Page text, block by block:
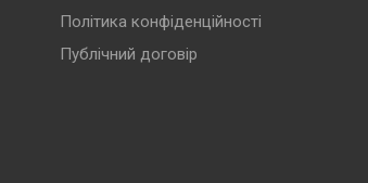
Політика конфіденційності
Публічний договір